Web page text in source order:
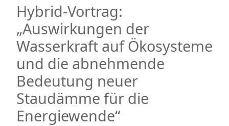
Hybrid-Vortrag:
„Auswirkungen der
Wasserkraft auf Ökosysteme
und die abnehmende
Bedeutung neuer
Staudämme für die
Energiewende“